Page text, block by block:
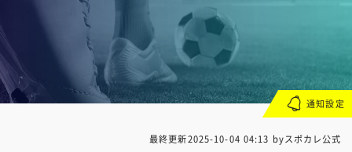
最終更新2025-10-04 04:13 byスポカレ公式
通知設定